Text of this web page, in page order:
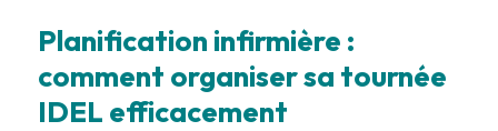
Planification infirmière :
comment organiser sa tournée
IDEL efficacement